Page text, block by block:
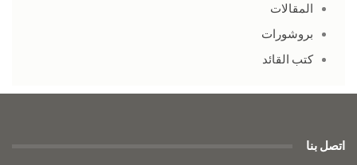
المقالات
بروشورات
كتب القائد
اتصل بنا